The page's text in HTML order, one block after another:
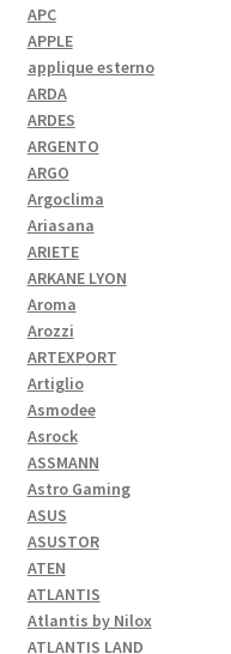
APC
APPLE
applique esterno
ARDA
ARDES
ARGENTO
ARGO
Argoclima
Ariasana
ARIETE
ARKANE LYON
Aroma
Arozzi
ARTEXPORT
Artiglio
Asmodee
Asrock
ASSMANN
Astro Gaming
ASUS
ASUSTOR
ATEN
ATLANTIS
Atlantis by Nilox
ATLANTIS LAND